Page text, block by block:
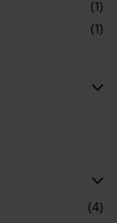
(1)
(1)
(4)